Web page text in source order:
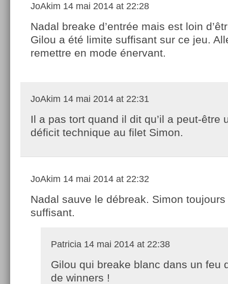
JoAkim 14 mai 2014 at 22:28
Nadal breake d’entrée mais est loin
Gilou a été limite suffisant sur ce jeu.
remettre en mode énervant.
JoAkim 14 mai 2014 at 22:31
Il a pas tort quand il dit qu’il a peut-être
déficit technique au filet Simon.
JoAkim 14 mai 2014 at 22:32
Nadal sauve le débreak. Simon
suffisant.
Patricia 14 mai 2014 at 22:38
Gilou qui breake blanc dans un feu
de winners !